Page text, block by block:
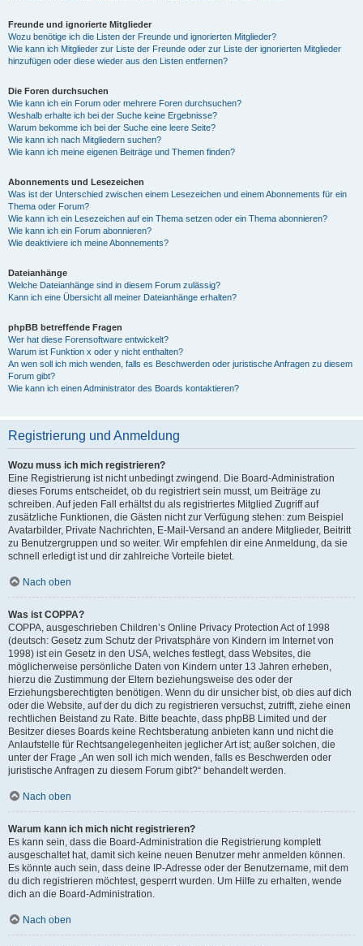
Freunde und ignorierte Mitglieder
Wozu benötige ich die Listen der Freunde und ignorierten Mitglieder?
Wie kann ich Mitglieder zur Liste der Freunde oder zur Liste der ignorierten Mitglieder
hinzufügen oder diese wieder aus den Listen entfernen?
Die Foren durchsuchen
Wie kann ich ein Forum oder mehrere Foren durchsuchen?
Weshalb erhalte ich bei der Suche keine Ergebnisse?
Warum bekomme ich bei der Suche eine leere Seite?
Wie kann ich nach Mitgliedern suchen?
Wie kann ich meine eigenen Beiträge und Themen finden?
Abonnements und Lesezeichen
Was ist der Unterschied zwischen einem Lesezeichen und einem Abonnements für ein
Thema oder Forum?
Wie kann ich ein Lesezeichen auf ein Thema setzen oder ein Thema abonnieren?
Wie kann ich ein Forum abonnieren?
Wie deaktiviere ich meine Abonnements?
Dateianhänge
Welche Dateianhänge sind in diesem Forum zulässig?
Kann ich eine Übersicht all meiner Dateianhänge erhalten?
phpBB betreffende Fragen
Wer hat diese Forensoftware entwickelt?
Warum ist Funktion x oder y nicht enthalten?
An wen soll ich mich wenden, falls es Beschwerden oder juristische Anfragen zu diesem
Forum gibt?
Wie kann ich einen Administrator des Boards kontaktieren?
Registrierung und Anmeldung
Wozu muss ich mich registrieren?
Eine Registrierung ist nicht unbedingt zwingend. Die Board-Administration
dieses Forums entscheidet, ob du registriert sein musst, um Beiträge zu
schreiben. Auf jeden Fall erhältst du als registriertes Mitglied Zugriff auf
zusätzliche Funktionen, die Gästen nicht zur Verfügung stehen: zum Beispiel
Avatarbilder, Private Nachrichten, E-Mail-Versand an andere Mitglieder, Beitritt
zu Benutzergruppen und so weiter. Wir empfehlen dir eine Anmeldung, da sie
schnell erledigt ist und dir zahlreiche Vorteile bietet.
Nach oben
Was ist COPPA?
COPPA, ausgeschrieben Children’s Online Privacy Protection Act of 1998
(deutsch: Gesetz zum Schutz der Privatsphäre von Kindern im Internet von
1998) ist ein Gesetz in den USA, welches festlegt, dass Websites, die
möglicherweise persönliche Daten von Kindern unter 13 Jahren erheben,
hierzu die Zustimmung der Eltern beziehungsweise des oder der
Erziehungsberechtigten benötigen. Wenn du dir unsicher bist, ob dies auf dich
oder die Website, auf der du dich zu registrieren versuchst, zutrifft, ziehe einen
rechtlichen Beistand zu Rate. Bitte beachte, dass phpBB Limited und der
Besitzer dieses Boards keine Rechtsberatung anbieten kann und nicht die
Anlaufstelle für Rechtsangelegenheiten jeglicher Art ist; außer solchen, die
unter der Frage „An wen soll ich mich wenden, falls es Beschwerden oder
juristische Anfragen zu diesem Forum gibt?“ behandelt werden.
Nach oben
Warum kann ich mich nicht registrieren?
Es kann sein, dass die Board-Administration die Registrierung komplett
ausgeschaltet hat, damit sich keine neuen Benutzer mehr anmelden können.
Es könnte auch sein, dass deine IP-Adresse oder der Benutzername, mit dem
du dich registrieren möchtest, gesperrt wurden. Um Hilfe zu erhalten, wende
dich an die Board-Administration.
Nach oben